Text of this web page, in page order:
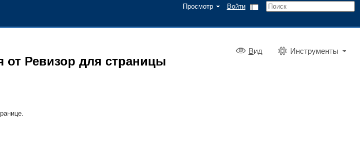
Просмотр Войти
Вид Инструменты
от Ревизор для страницы